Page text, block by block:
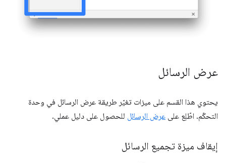
عرض الرسائل
يحتوي هذا القسم على ميزات تغيّر طريقة عرض الرسائل في وحدة
التحكّم. اطّلِع على عرض الرسائل للحصول على دليل عملي.
إيقاف ميزة تجميع الرسائل